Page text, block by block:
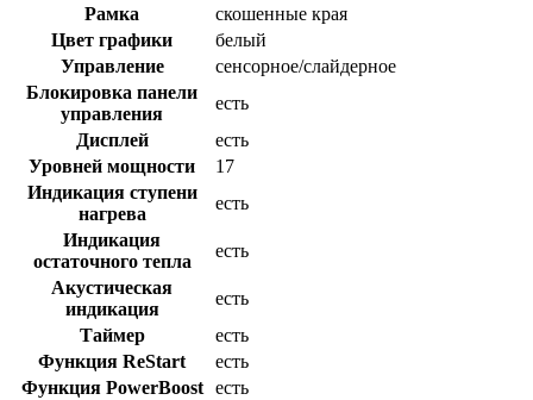
Рамка
скошенные края
Цвет графики
белый
Управление
сенсорное/слайдерное
Блокировка панели
управления
есть
Дисплей
есть
Уровней мощности
17
Индикация ступени
нагрева
есть
Индикация
остаточного тепла
есть
Акустическая
индикация
есть
Таймер
есть
Функция ReStart
есть
Функция PowerBoost
есть